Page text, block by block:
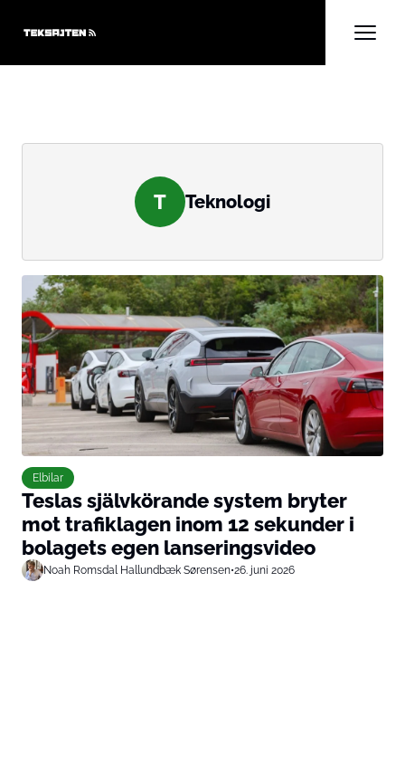
T Teknologi
Elbilar
Teslas självkörande system bryter
mot trafiklagen inom 12 sekunder i
bolagets egen lanseringsvideo
Noah Romsdal Hallundbæk Sørensen•26. juni 2026